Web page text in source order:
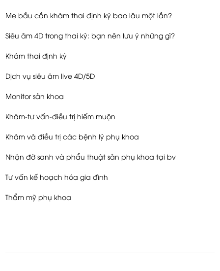
Mẹ bầu cần khám thai định kỳ bao lâu một lần?
Siêu âm 4D trong thai kỳ: bạn nên lưu ý những gì?
Khám thai định kỳ
Dịch vụ siêu âm live 4D/5D
Monitor sản khoa
Khám-tư vấn-điều trị hiếm muộn
Khám và điều trị các bệnh lý phụ khoa
Nhận đỡ sanh và phẩu thuật sản phụ khoa tại bv
Tư vấn kế hoạch hóa gia đình
Thẩm mỹ phụ khoa